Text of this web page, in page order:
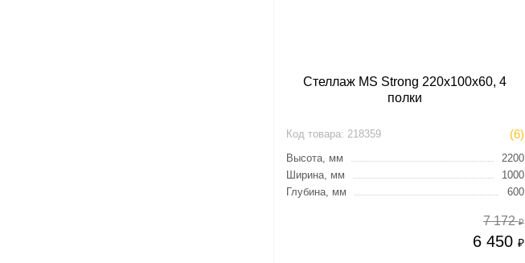
Стеллаж MS Strong 220х100х60, 4
полки
Код товара: 218359 (6)
Высота, мм
2200
Ширина, мм
1000
Глубина, мм
600
6 450 ₽
7 172₽